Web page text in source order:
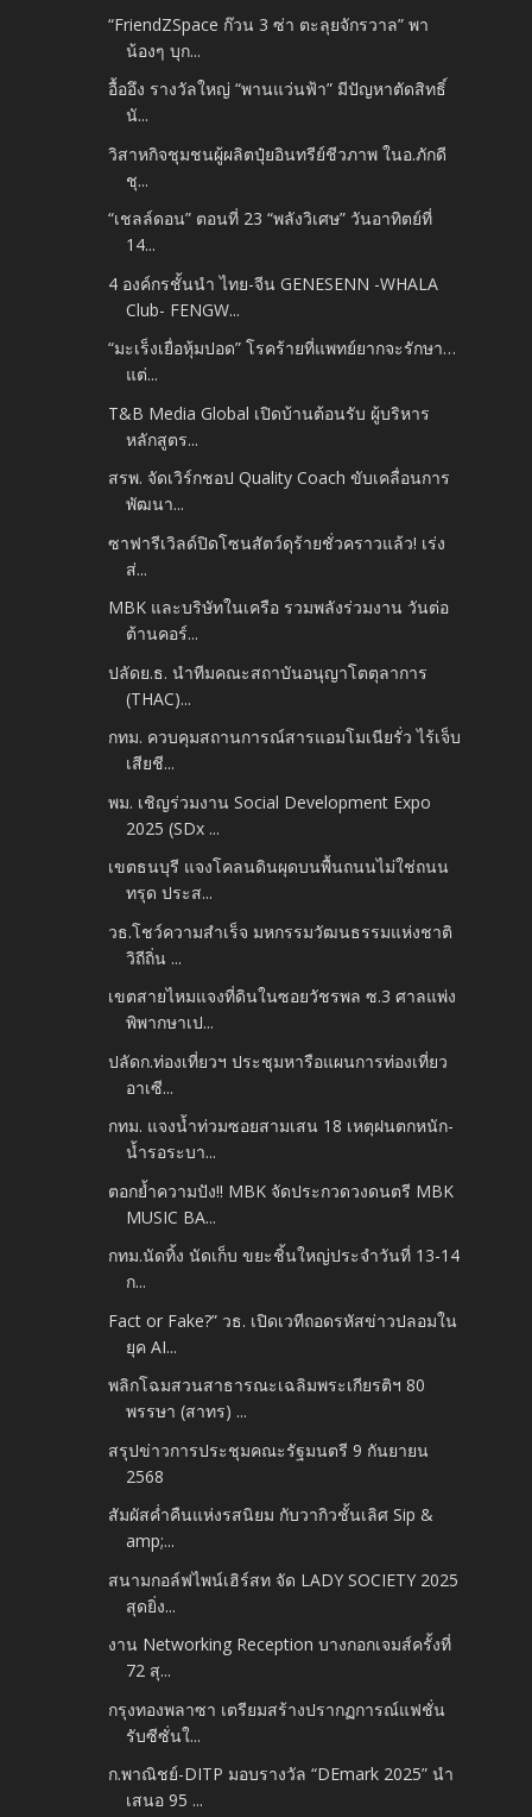
“FriendZSpace ก๊วน 3 ซ่า ตะลุยจักรวาล” พา
น้องๆ บุก...
อื้ออึง รางวัลใหญ่ “พานแว่นฟ้า” มีปัญหาตัดสิทธิ์
นั...
วิสาหกิจชุมชนผู้ผลิตปุ๋ยอินทรีย์ชีวภาพ ในอ.ภักดี
ชุ...
“เชลล์ดอน” ตอนที่ 23 “พลังวิเศษ” วันอาทิตย์ที่
14...
4 องค์กรชั้นนำ ไทย-จีน GENESENN -WHALA
Club- FENGW...
“มะเร็งเยื่อหุ้มปอด” โรคร้ายที่แพทย์ยากจะรักษา…
แต่...
T&B Media Global เปิดบ้านต้อนรับ ผู้บริหาร
หลักสูตร...
สรพ. จัดเวิร์กชอป Quality Coach ขับเคลื่อนการ
พัฒนา...
ซาฟารีเวิลด์ปิดโซนสัตว์ดุร้ายชั่วคราวแล้ว! เร่ง
ส่...
MBK และบริษัทในเครือ รวมพลังร่วมงาน วันต่อ
ต้านคอร์...
ปลัดย.ธ. นำ​ทีมคณะ​สถาบัน​อนุญาโต​ตุลาการ​
(THAC)...
กทม. ควบคุมสถานการณ์สารแอมโมเนียรั่ว ไร้เจ็บ
เสียชี...
พม. เชิญร่วมงาน Social Development Expo
2025 (SDx ...
เขตธนบุรี แจงโคลนดินผุดบนพื้นถนนไม่ใช่ถนน
ทรุด ประส...
วธ.โชว์ความสำเร็จ มหกรรมวัฒนธรรมแห่งชาติ
วิถีถิ่น ...
เขตสายไหมแจงที่ดินในซอยวัชรพล ซ.3 ศาลแพ่ง
พิพากษาเป...
ปลัดก.ท่องเที่ยวฯ ประชุมหารือแผนการท่องเที่ยว
อาเซี...
กทม. แจงน้ำท่วมซอยสามเสน 18 เหตุฝนตกหนัก-
น้ำรอระบา...
ตอกย้ำความปัง!! MBK จัดประกวดวงดนตรี MBK
MUSIC BA...
กทม.นัดทิ้ง นัดเก็บ ขยะชิ้นใหญ่ประจำวันที่ 13-14
ก...
Fact or Fake?” วธ. เปิดเวทีถอดรหัสข่าวปลอมใน
ยุค AI...
พลิกโฉมสวนสาธารณะเฉลิมพระเกียรติฯ 80
พรรษา (สาทร) ...
สรุปข่าวการประชุมคณะรัฐมนตรี 9 กันยายน
2568
สัมผัสค่ำคืนแห่งรสนิยม กับวากิวชั้นเลิศ Sip &
amp;...
สนามกอล์ฟไพน์เฮิร์สท จัด LADY SOCIETY 2025
สุดยิ่ง...
งาน Networking Reception บางกอกเจมส์ครั้งที่
72 สุ...
กรุงทองพลาซา เตรียมสร้างปรากฏการณ์แฟชั่น
รับซีซั่นใ...
ก.พาณิชย์-DITP มอบรางวัล “DEmark 2025” นำ
เสนอ 95 ...